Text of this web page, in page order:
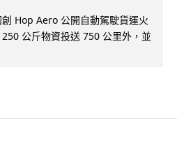
創 Hop Aero 公開自動駕駛貨運火
公斤物資投送 750 公里外，並